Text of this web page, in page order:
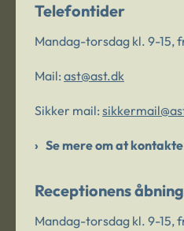
Telefontider
Mandag-torsdag kl. 9-15,
Mail: ast@ast.dk
Sikker mail:
Se mere om at
Receptionens
Mandag-torsdag kl. 9-15,